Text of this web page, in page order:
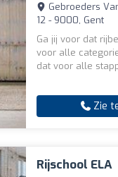
Gebroeders
12 - 9000, Gent
Ga jij voor dat
voor alle
dat voor alle
Zie
Rijschool ELA